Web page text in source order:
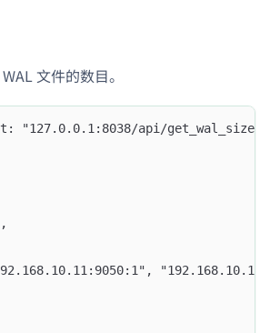
文件的数目。
"127.0.0.1:8038/api/get_wal_size"